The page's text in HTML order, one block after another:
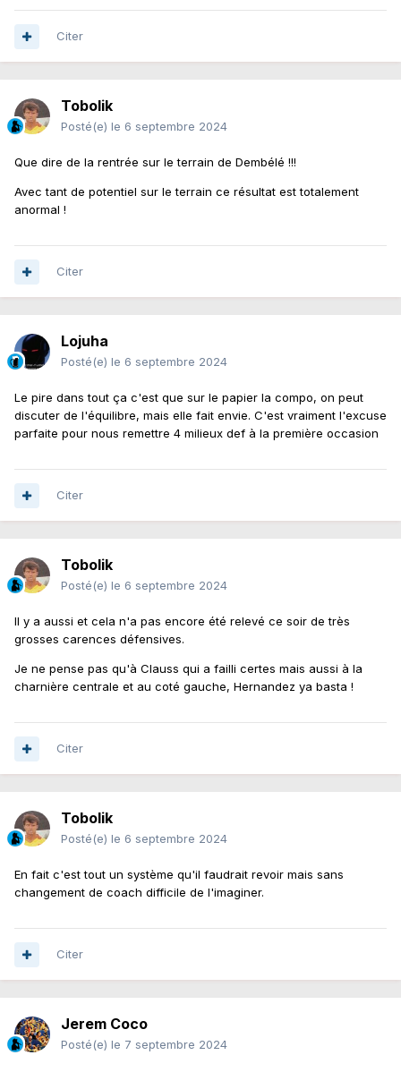
Citer
Tobolik
Posté(e) le 6 septembre 2024
Que dire de la rentrée sur le terrain de Dembélé !!!
Avec tant de potentiel sur le terrain ce résultat est totalement
anormal !
Citer
Lojuha
Posté(e) le 6 septembre 2024
Le pire dans tout ça c'est que sur le papier la compo, on peut
discuter de l'équilibre, mais elle fait envie. C'est vraiment l'excuse
parfaite pour nous remettre 4 milieux def à la première occasion
Citer
Tobolik
Posté(e) le 6 septembre 2024
Il y a aussi et cela n'a pas encore été relevé ce soir de très
grosses carences défensives.
Je ne pense pas qu'à Clauss qui a failli certes mais aussi à la
charnière centrale et au coté gauche, Hernandez ya basta !
Citer
Tobolik
Posté(e) le 6 septembre 2024
En fait c'est tout un système qu'il faudrait revoir mais sans
changement de coach difficile de l'imaginer.
Citer
Jerem Coco
Posté(e) le 7 septembre 2024